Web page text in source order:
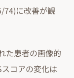
74)に改善が観
た患者の画像的
コアの変化は